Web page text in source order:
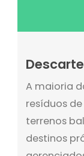
A maioria
resíduos
terrenos
destinos